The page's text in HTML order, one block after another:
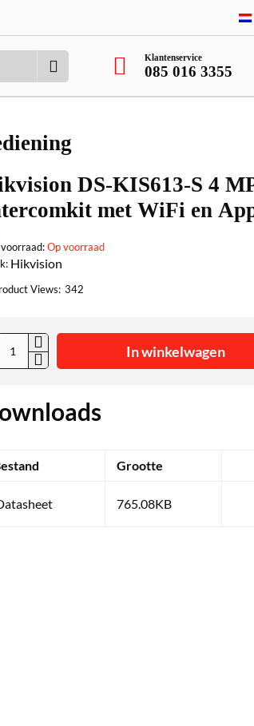
Klantenservice
085 016 3355
DS-KIS613-S 4
met WiFi en
voorraad: Op voorraad
Hikvision
Views: 342
In winkelwagen
Grootte
765.08KB